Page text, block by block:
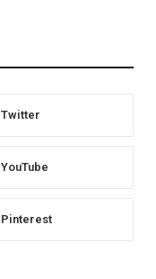
Twitter
YouTube
Pinterest